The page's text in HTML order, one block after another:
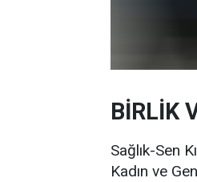
BİRLİK
Sağlık-Sen
Kadın ve